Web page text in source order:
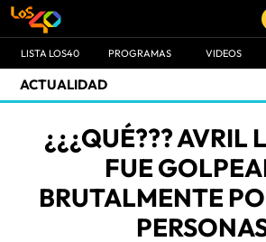
LISTA LOS40 PROGRAMAS VIDEOS
ACTUALIDAD
¿¿¿QUÉ??? AVRIL
FUE
BRUTALMENTE